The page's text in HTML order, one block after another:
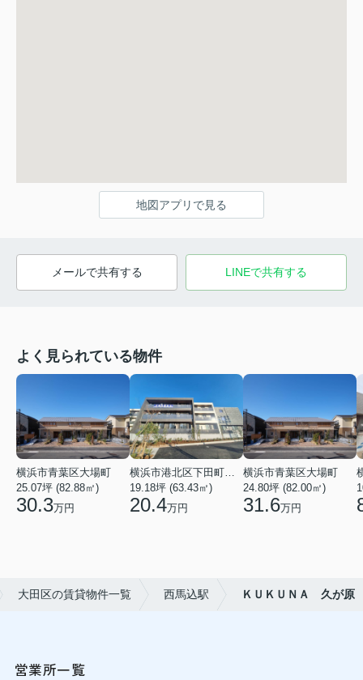
地図アプリで見る
メールで共有する LINEで共有する
よく見られている物件
横浜市青葉区大場町
25.07坪 (82.88㎡)
30.3万円
19.18坪 (63.43㎡)
20.4万円
横浜市青葉区大場町
24.80坪 (82.00㎡)
31.6万円
大田区の賃貸物件一覧 西馬込駅 ＫＵＫＵＮＡ 久が原
営業所一覧